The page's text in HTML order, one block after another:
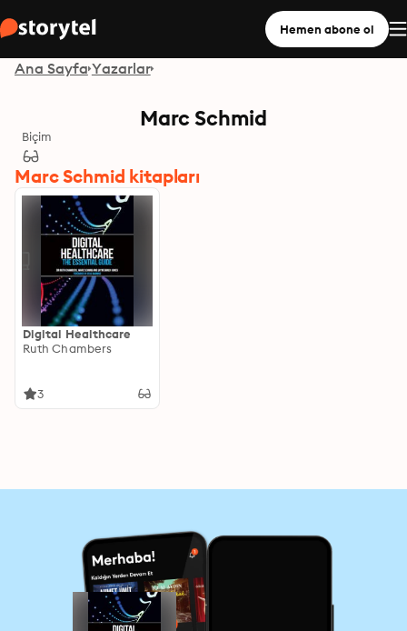
Hemen abone ol
Ana Sayfa Yazarlar
Marc Schmid
Biçim
Marc Schmid kitapları
Digital Healthcare
Ruth Chambers
3